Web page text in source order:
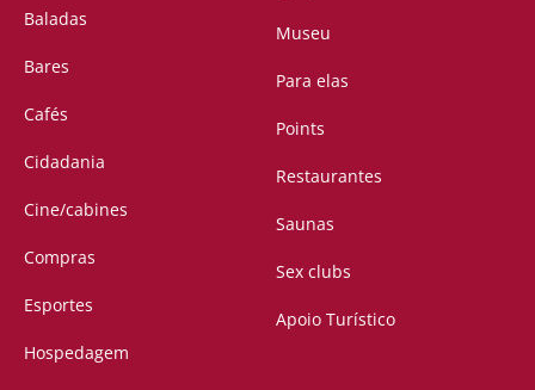
Baladas
Bares
Cafés
Cidadania
Cine/cabines
Compras
Esportes
Hospedagem
Museu
Para elas
Points
Restaurantes
Saunas
Sex clubs
Apoio Turístico